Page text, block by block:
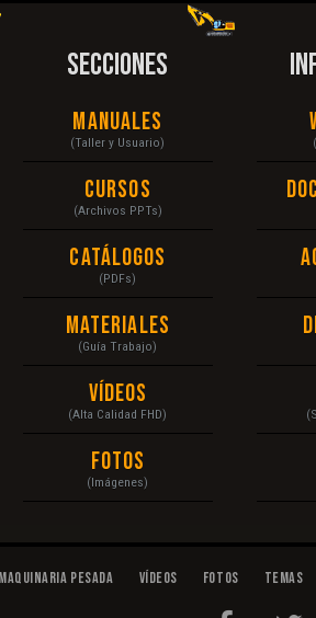
SECCIONES
Manuales
(Taller y Usuario)
Cursos
(Archivos PPTs)
Catálogos
(PDFs)
Materiales
(Guía Trabajo)
Vídeos
(Alta Calidad FHD)
Fotos
(Imágenes)
Maquinaria Pesada Vídeos Fotos Temas